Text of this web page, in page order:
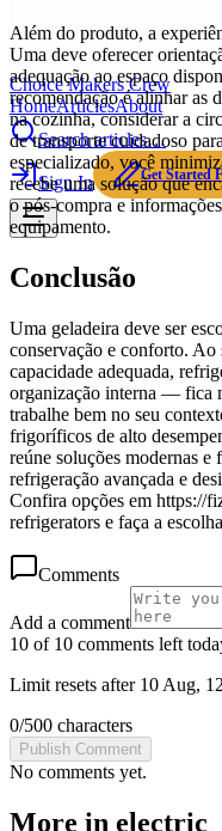
Choice Makers Crew
HomeArticlesAbout
Search articles…
Sign In Get Started
Além do produto, a
Uma deve oferecer
adequação ao espaço
recomendação é alinhar as
na cozinha, considerar a
de transporte cuidadoso
especializado, você
recebe uma solução que
o pós-compra e
equipamento.
Conclusão
Uma geladeira deve ser
conservação e conforto.
capacidade adequada,
organização interna — fica
trabalhe bem no seu
frigoríficos de alto
reúne soluções modernas
refrigeração avançada e
Confira opções em https://
refrigerators e faça a
Comments
Add a comment
10 of 10 comments left
Limit resets after 10 Aug,
0/500 characters
Publish Comment
No comments yet.
More in electric